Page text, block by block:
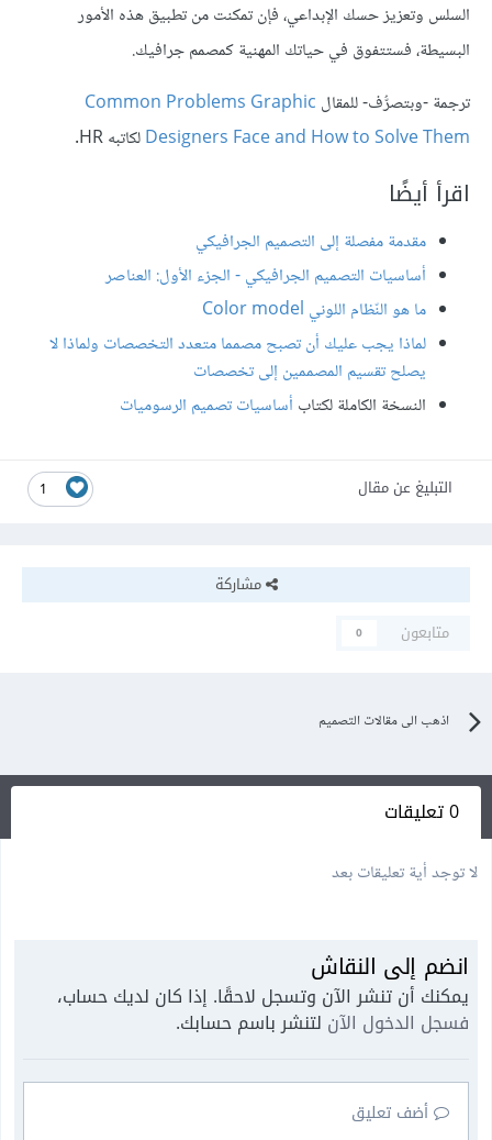
السلس وتعزيز حسك الإبداعي، فإن تمكنت من تطبيق هذه الأمور
البسيطة، فستتفوق في حياتك المهنية كمصمم جرافيك.
ترجمة -وبتصرُّف- للمقال Common Problems Graphic
Designers Face and How to Solve Themلكاتبه HR.
اقرأ أيضًا
مقدمة مفصلة إلى التصميم الجرافيكي
أساسيات التصميم الجرافيكي - الجزء الأول: العناصر
ما هو النّظام اللوني Color model
لماذا يجب عليك أن تصبح مصمما متعدد التخصصات ولماذا لا
يصلح تقسيم المصممين إلى تخصصات
النسخة الكاملة لكتاب أساسيات تصميم الرسوميات
1 التبليغ عن مقال
مشاركة
متابعون
0
اذهب الى مقالات التصميم
0 تعليقات
لا توجد أية تعليقات بعد
انضم إلى النقاش
يمكنك أن تنشر الآن وتسجل لاحقًا. إذا كان لديك حساب،
فسجل الدخول الآن لتنشر باسم حسابك.
أضف تعليق